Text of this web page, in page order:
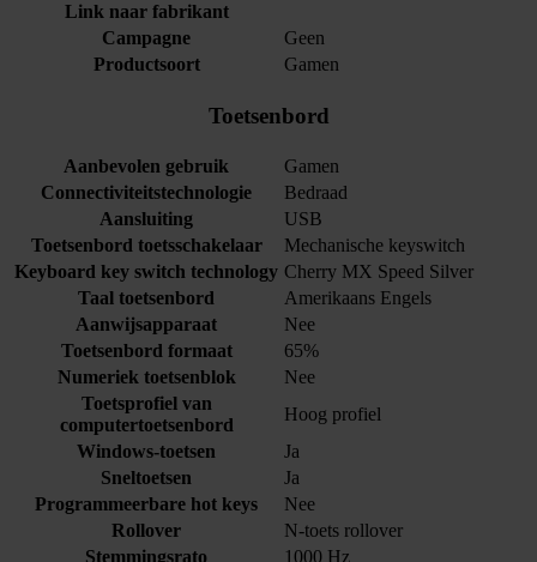
Link naar fabrikant
Campagne
Geen
Productsoort
Gamen
Toetsenbord
Aanbevolen gebruik
Gamen
Connectiviteitstechnologie
Bedraad
Aansluiting
USB
Toetsenbord toetsschakelaar
Mechanische keyswitch
Keyboard key switch technology Cherry MX Speed Silver
Taal toetsenbord
Amerikaans Engels
Aanwijsapparaat
Nee
Toetsenbord formaat
65%
Numeriek toetsenblok
Nee
Toetsprofiel van
computertoetsenbord
Hoog profiel
Windows-toetsen
Ja
Sneltoetsen
Ja
Programmeerbare hot keys
Nee
Rollover
N-toets rollover
Stemmingsrato
1000 Hz